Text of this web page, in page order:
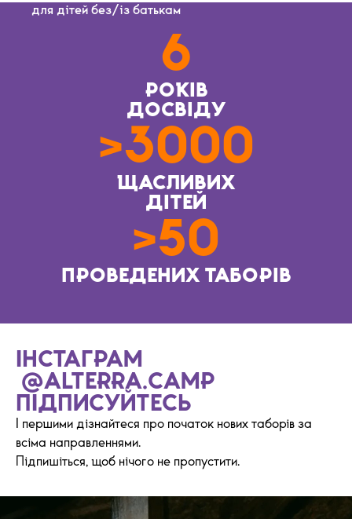
для дітей без/із батькам
6
РОКІВ
ДОСВІДУ
>3000
ЩАСЛИВИХ
ДІТЕЙ
>50
ПРОВЕДЕНИХ ТАБОРІВ
ІНСТАГРАМ
@ALTERRA.CAMP
ПІДПИСУЙТЕСЬ
І першими дізнайтеся про початок нових таборів за
всіма направленнями.
Підпишіться, щоб нічого не пропустити.